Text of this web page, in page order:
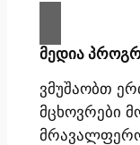
მედია
ვმუშაობთ
მცხოვრები